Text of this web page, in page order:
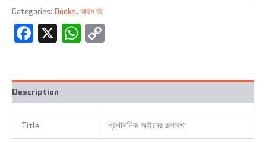
Categories: Books, আইন বই
Facebook
X WhatsApp
Description
Title প্রশাসনিক আইনের রূপরেখা